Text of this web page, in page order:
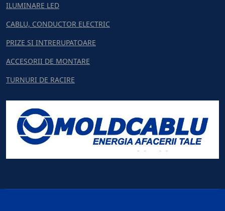
ILUMINARE LED
CABLU, CONDUCTOR ELECTRIC
PRIZE SI INTRERUPATOARE
ACCESORII DE MONTARE
TURNURI DE RACIRE